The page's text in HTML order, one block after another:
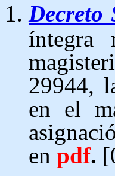
Decreto
íntegra
29944,
en el
en pdf.